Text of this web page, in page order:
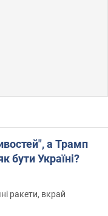
а Трамп
бути Україні?
ракети, вкрай